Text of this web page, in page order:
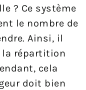
? Ce système
le nombre de
Ainsi, il
la répartition
cela
doit bien